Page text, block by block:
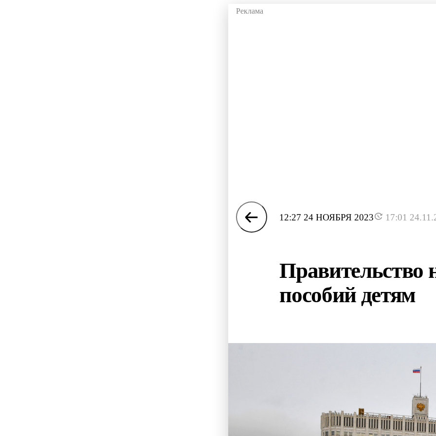
12:27 24 НОЯБРЯ 2023 17:01
Правительство
пособий детям